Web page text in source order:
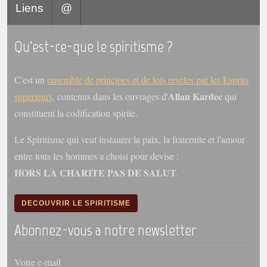
Galerie
Vidéoscope
Filmothèque
Les Illustrés
Vidéos courtes de Divaldo
Liens @
Qu'est-ce-que le spiritisme ?
C'est un ensemble de principes et de lois reveles par les Esprits
superieurs, contenus dans les ouvrages d'Allan Kardecqui
constituent la codification spirite.
Le Spiritisme qui veut instaurer la paix, la fraternite et l'amour
entre tous les hommes a choisi pour devise :
HORS LA CHARITE PAS DE SALUT.
DECOUVRIR LE SPIRITISME
Abonnez-vous a notre newsletter
Votre e-mail